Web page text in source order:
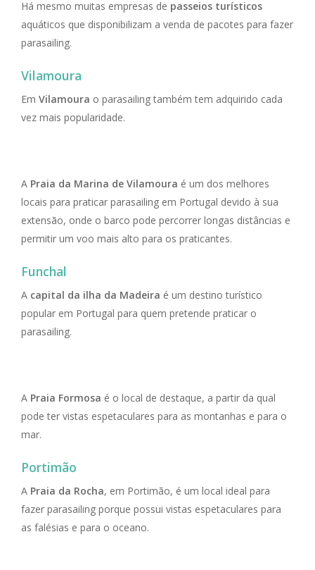
Há mesmo muitas empresas de passeios turísticos
aquáticos que disponibilizam a venda de pacotes para fazer
parasailing.
Vilamoura
Em Vilamoura o parasailing também tem adquirido cada
vez mais popularidade.
A Praia da Marina de Vilamoura é um dos melhores
locais para praticar parasailing em Portugal devido à sua
extensão, onde o barco pode percorrer longas distâncias e
permitir um voo mais alto para os praticantes.
Funchal
A capital da ilha da Madeira é um destino turístico
popular em Portugal para quem pretende praticar o
parasailing.
A Praia Formosa é o local de destaque, a partir da qual
pode ter vistas espetaculares para as montanhas e para o
mar.
Portimão
A Praia da Rocha, em Portimão, é um local ideal para
fazer parasailing porque possui vistas espetaculares para
as falésias e para o oceano.